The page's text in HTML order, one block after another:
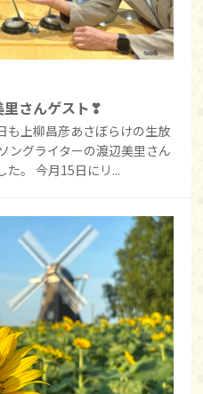
里さんゲスト❣
も上柳昌彦あさぼらけの生放
ングライターの渡辺美里さん
た。 今月15日にリ...